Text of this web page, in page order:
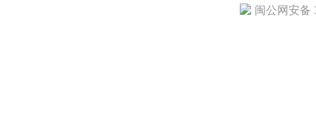
闽公网安备